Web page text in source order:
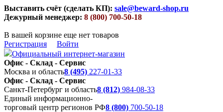
Выставить счёт (сделать КП): sale@beward-shop.ru
Дежурный менеджер: 8 (800) 700-50-18
В вашей корзине еще нет товаров
Регистрация
Войти
Официальный интернет-магазин
Офис - Склад - Сервис
Москва и область8 (495) 227-01-33
Офис - Склад - Сервис
Санкт-Петербург и область8 (812) 984-08-33
Единый информационно-
торговый центр регионов РФ8 (800) 700-50-18